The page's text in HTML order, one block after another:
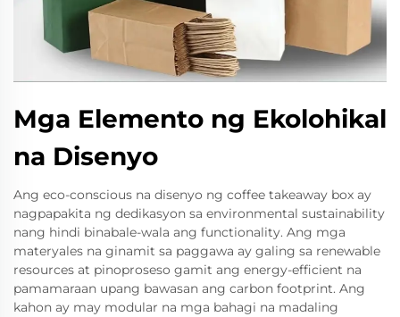
Mga Elemento ng Ekolohikal
na Disenyo
Ang eco-conscious na disenyo ng coffee takeaway box ay
nagpapakita ng dedikasyon sa environmental sustainability
nang hindi binabale-wala ang functionality. Ang mga
materyales na ginamit sa paggawa ay galing sa renewable
resources at pinoproseso gamit ang energy-efficient na
pamamaraan upang bawasan ang carbon footprint. Ang
kahon ay may modular na mga bahagi na madaling